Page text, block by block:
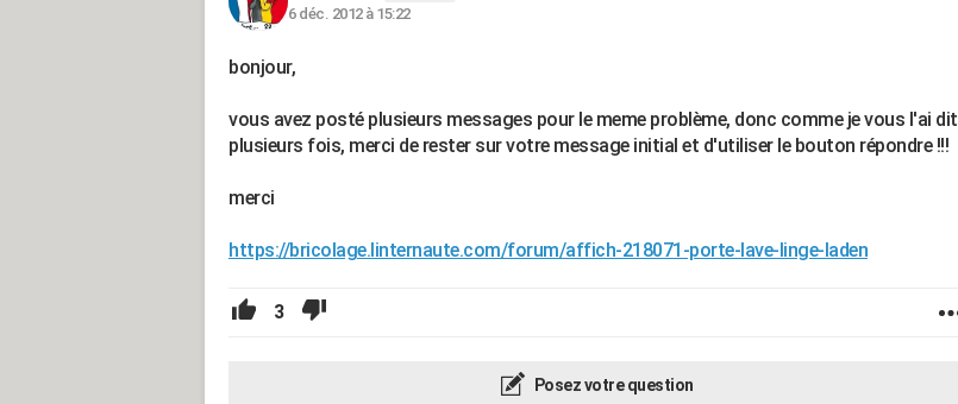
6 déc. 2012 à 15:22
bonjour,
vous avez posté plusieurs messages pour le meme problème, donc comme je vous l'ai dit
plusieurs fois, merci de rester sur votre message initial et d'utiliser le bouton répondre !!!
merci
https://bricolage.linternaute.com/forum/affich-218071-porte-lave-linge-laden
3
Posez votre question